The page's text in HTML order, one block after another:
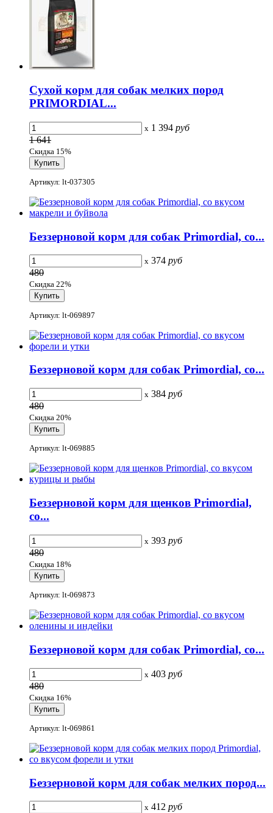
Сухой корм для собак мелких пород
PRIMORDIAL...
x 1 394 руб
1 641
Скидка 15%
Артикул: lt-037305
Беззерновой корм для собак Primordial, со...
x 374 руб
480
Скидка 22%
Артикул: lt-069897
Беззерновой корм для собак Primordial, со...
x 384 руб
480
Скидка 20%
Артикул: lt-069885
Беззерновой корм для щенков Primordial,
со...
x 393 руб
480
Скидка 18%
Артикул: lt-069873
Беззерновой корм для собак Primordial, со...
x 403 руб
480
Скидка 16%
Артикул: lt-069861
Беззерновой корм для собак мелких пород...
x 412 руб